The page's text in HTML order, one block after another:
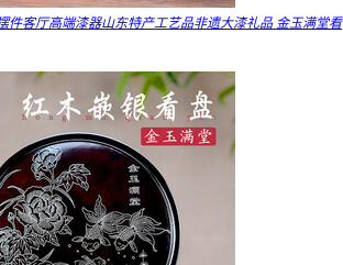
件客厅高端漆器山东特产工艺品非遗大漆礼品 金玉满堂看